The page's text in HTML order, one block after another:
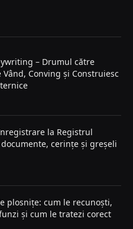
– Drumul către
Vând, Conving și Construiesc
la Registrul
cerințe și greșeli
plosnițe: cum le recunoști,
și cum le tratezi corect